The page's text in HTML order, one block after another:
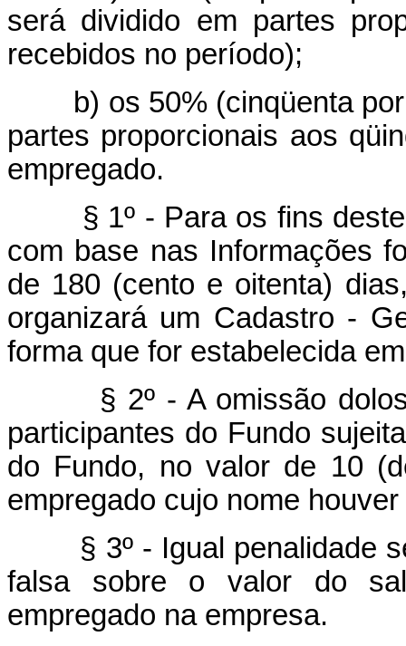
será dividido em partes
recebidos no período);
b) os 50% (cinqüenta por
partes proporcionais aos
empregado.
§ 1º - Para os fins deste
com base nas Informações
de 180 (cento e oitenta)
organizará um Cadastro -
forma que for estabelecida
§ 2º - A omissão dolosa
participantes do Fundo
do Fundo, no valor de 10
empregado cujo nome
§ 3º - Igual penalidade
falsa sobre o valor do
empregado na empresa.